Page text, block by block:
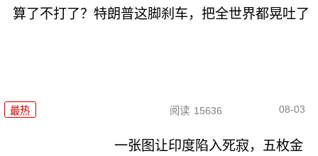
算了不打了？特朗普这脚刹车，把全世界都晃吐了
最热 阅读 15636 08-03
一张图让印度陷入死寂，五枚金